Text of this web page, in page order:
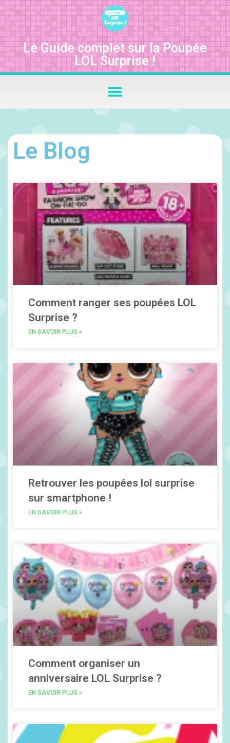
Le Guide complet sur la Poupée
LOL Surprise !
Le Blog
Comment ranger ses poupées LOL
Surprise ?
EN SAVOIR PLUS »
Retrouver les poupées lol surprise
sur smartphone !
EN SAVOIR PLUS »
Comment organiser un
anniversaire LOL Surprise ?
EN SAVOIR PLUS »